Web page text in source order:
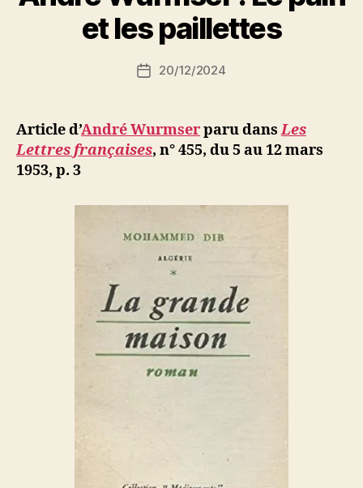
40.000
Algériens »
et les paillettes
Auteur
S
N
ji
b
Date20/12/2024
Article d’André Wurmserparu dansLes
Lettres françaises, n° 455, du 5 au 12 mars
1953, p. 3